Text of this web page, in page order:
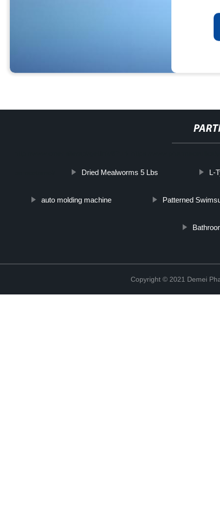
Dried Mealworms 5 Lbs L-
auto molding machine Patterned
Copyright © 2021 Demei